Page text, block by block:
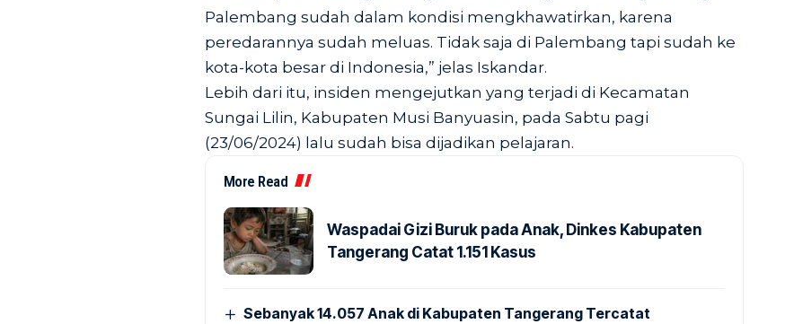
Palembang sudah dalam kondisi mengkhawatirkan, karena
peredarannya sudah meluas. Tidak saja di Palembang tapi sudah ke
kota-kota besar di Indonesia,” jelas Iskandar.
Lebih dari itu, insiden mengejutkan yang terjadi di Kecamatan
Sungai Lilin, Kabupaten Musi Banyuasin, pada Sabtu pagi
(23/06/2024) lalu sudah bisa dijadikan pelajaran.
More Read
Waspadai Gizi Buruk pada Anak, Dinkes Kabupaten
Tangerang Catat 1.151 Kasus
Sebanyak 14.057 Anak di Kabupaten Tangerang Tercatat